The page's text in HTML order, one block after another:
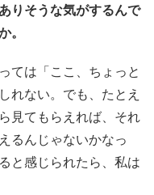
りそうな気がするんで
。
ては「ここ、ちょっと
れない。でも、たとえ
見てもらえれば、それ
るんじゃないかなっ
と感じられたら、私は